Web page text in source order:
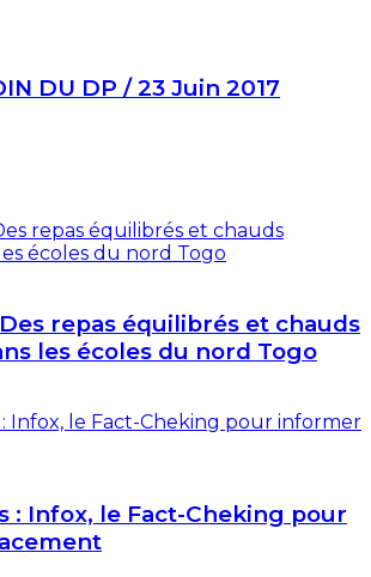
DU DP / 23 Juin 2017
Des repas équilibrés et chauds
les écoles du nord Togo
: Infox, le Fact-Cheking pour